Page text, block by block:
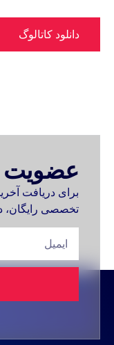
دانلود کاتالوگ
عضویت
برای دریافت
تخصصی رایگان،